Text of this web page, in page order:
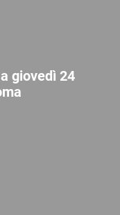
giovedì 24